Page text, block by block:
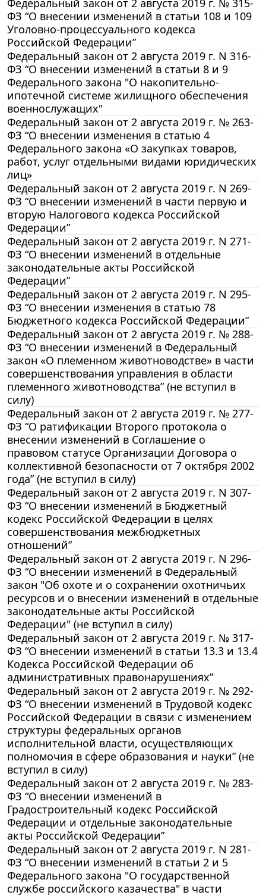
ФЗ “О внесении изменений в статьи 108 и 109
Уголовно-процессуального кодекса
Российской Федерации”
Федеральный закон от 2 августа 2019 г. N 316-
ФЗ “О внесении изменений в статьи 8 и 9
Федерального закона "О накопительно-
ипотечной системе жилищного обеспечения
военнослужащих"
Федеральный закон от 2 августа 2019 г. № 263-
ФЗ “О внесении изменения в статью 4
Федерального закона «О закупках товаров,
работ, услуг отдельными видами юридических
лиц»
Федеральный закон от 2 августа 2019 г. N 269-
ФЗ “О внесении изменений в части первую и
вторую Налогового кодекса Российской
Федерации”
Федеральный закон от 2 августа 2019 г. N 271-
ФЗ “О внесении изменений в отдельные
законодательные акты Российской
Федерации”
Федеральный закон от 2 августа 2019 г. N 295-
ФЗ “О внесении изменения в статью 78
Бюджетного кодекса Российской Федерации”
Федеральный закон от 2 августа 2019 г. № 288-
ФЗ “О внесении изменений в Федеральный
закон «О племенном животноводстве» в части
совершенствования управления в области
племенного животноводства” (не вступил в
силу)
Федеральный закон от 2 августа 2019 г. № 277-
ФЗ “О ратификации Второго протокола о
внесении изменений в Соглашение о
правовом статусе Организации Договора о
коллективной безопасности от 7 октября 2002
года” (не вступил в силу)
Федеральный закон от 2 августа 2019 г. N 307-
ФЗ “О внесении изменений в Бюджетный
кодекс Российской Федерации в целях
совершенствования межбюджетных
отношений”
Федеральный закон от 2 августа 2019 г. N 296-
ФЗ “О внесении изменений в Федеральный
закон "Об охоте и о сохранении охотничьих
ресурсов и о внесении изменений в отдельные
законодательные акты Российской
Федерации" (не вступил в силу)
Федеральный закон от 2 августа 2019 г. № 317-
ФЗ “О внесении изменений в статьи 13.3 и 13.4
Кодекса Российской Федерации об
административных правонарушениях”
Федеральный закон от 2 августа 2019 г. № 292-
ФЗ “О внесении изменений в Трудовой кодекс
Российской Федерации в связи с изменением
структуры федеральных органов
исполнительной власти, осуществляющих
полномочия в сфере образования и науки” (не
вступил в силу)
Федеральный закон от 2 августа 2019 г. № 283-
ФЗ “О внесении изменений в
Градостроительный кодекс Российской
Федерации и отдельные законодательные
акты Российской Федерации”
Федеральный закон от 2 августа 2019 г. N 281-
ФЗ “О внесении изменений в статьи 2 и 5
Федерального закона "О государственной
службе российского казачества" в части